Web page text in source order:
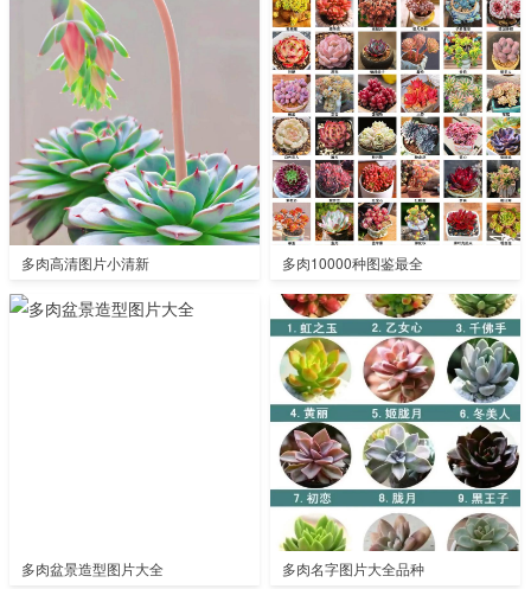
多肉高清图片小清新 多肉10000种图鉴最全
多肉盆景造型图片大全 多肉名字图片大全品种